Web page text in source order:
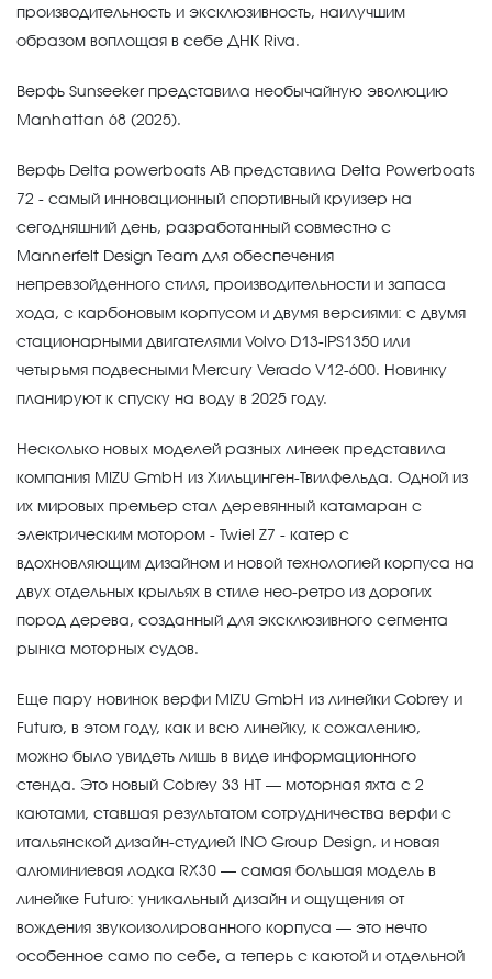
производительность и эксклюзивность, наилучшим
образом воплощая в себе ДНК Riva.
Верфь Sunseeker представила необычайную эволюцию
Manhattan 68 (2025).
Верфь Delta powerboats AB представила Delta Powerboats
72 - самый инновационный спортивный круизер на
сегодняшний день, разработанный совместно с
Mannerfelt Design Team для обеспечения
непревзойденного стиля, производительности и запаса
хода, с карбоновым корпусом и двумя версиями: с двумя
стационарными двигателями Volvo D13-IPS1350 или
четырьмя подвесными Mercury Verado V12-600. Новинку
планируют к спуску на воду в 2025 году.
Несколько новых моделей разных линеек представила
компания MIZU GmbH из Хильцинген-Твилфельда. Одной из
их мировых премьер стал деревянный катамаран с
электрическим мотором - Twiel Z7 - катер с
вдохновляющим дизайном и новой технологией корпуса на
двух отдельных крыльях в стиле нео-ретро из дорогих
пород дерева, созданный для эксклюзивного сегмента
рынка моторных судов.
Еще пару новинок верфи MIZU GmbH из линейки Cobrey и
Futuro, в этом году, как и всю линейку, к сожалению,
можно было увидеть лишь в виде информационного
стенда. Это новый Cobrey 33 HT — моторная яхта с 2
каютами, ставшая результатом сотрудничества верфи с
итальянской дизайн-студией INO Group Design, и новая
алюминиевая лодка RX30 — самая большая модель в
линейке Futuro: уникальный дизайн и ощущения от
вождения звукоизолированного корпуса — это нечто
особенное само по себе, а теперь с каютой и отдельной